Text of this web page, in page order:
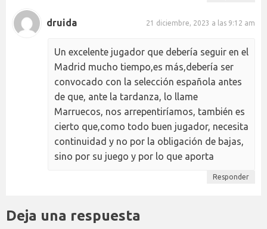
druida 21 diciembre, 2023 a las 9:12 am
Un excelente jugador que debería seguir en el
Madrid mucho tiempo,es más,debería ser
convocado con la selección española antes
de que, ante la tardanza, lo llame
Marruecos, nos arrepentiríamos, también es
cierto que,como todo buen jugador, necesita
continuidad y no por la obligación de bajas,
sino por su juego y por lo que aporta
Responder
Deja una respuesta